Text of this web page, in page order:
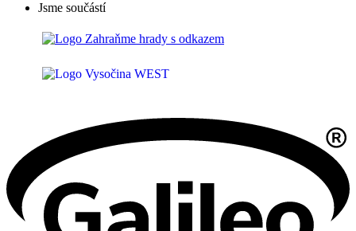
Jsme součástí